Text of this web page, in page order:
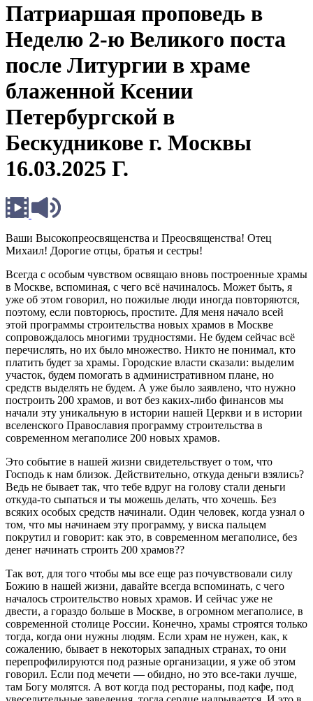
Патриаршая проповедь в
Неделю 2-ю Великого поста
после Литургии в храме
блаженной Ксении
Петербургской в
Бескудникове г. Москвы
16.03.2025 Г.
Ваши Высокопреосвященства и Преосвященства! Отец
Михаил! Дорогие отцы, братья и сестры!
Всегда с особым чувством освящаю вновь построенные храмы
в Москве, вспоминая, с чего всё начиналось. Может быть, я
уже об этом говорил, но пожилые люди иногда повторяются,
поэтому, если повторюсь, простите. Для меня начало всей
этой программы строительства новых храмов в Москве
сопровождалось многими трудностями. Не будем сейчас всё
перечислять, но их было множество. Никто не понимал, кто
платить будет за храмы. Городские власти сказали: выделим
участок, будем помогать в административном плане, но
средств выделять не будем. А уже было заявлено, что нужно
построить 200 храмов, и вот без каких-либо финансов мы
начали эту уникальную в истории нашей Церкви и в истории
вселенского Православия программу строительства в
современном мегаполисе 200 новых храмов.
Это событие в нашей жизни свидетельствует о том, что
Господь к нам близок. Действительно, откуда деньги взялись?
Ведь не бывает так, что тебе вдруг на голову стали деньги
откуда-то сыпаться и ты можешь делать, что хочешь. Без
всяких особых средств начинали. Один человек, когда узнал о
том, что мы начинаем эту программу, у виска пальцем
покрутил и говорит: как это, в современном мегаполисе, без
денег начинать строить 200 храмов??
Так вот, для того чтобы мы все еще раз почувствовали силу
Божию в нашей жизни, давайте всегда вспоминать, с чего
началось строительство новых храмов. И сейчас уже не
двести, а гораздо больше в Москве, в огромном мегаполисе, в
современной столице России. Конечно, храмы строятся только
тогда, когда они нужны людям. Если храм не нужен, как, к
сожалению, бывает в некоторых западных странах, то они
перепрофилируются под разные организации, я уже об этом
говорил. Если под мечети — обидно, но это все-таки лучше,
там Богу молятся. А вот когда под рестораны, под кафе, под